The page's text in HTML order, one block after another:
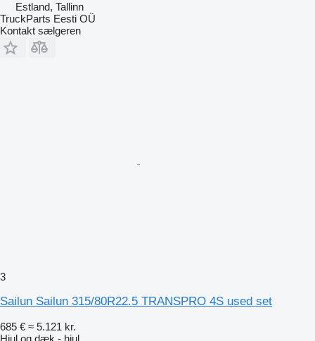
Estland, Tallinn
TruckParts Eesti OÜ
Kontakt sælgeren
3
Sailun Sailun 315/80R22.5 TRANSPRO 4S used set
685 € ≈ 5.121 kr.
Hjul og dæk - hjul